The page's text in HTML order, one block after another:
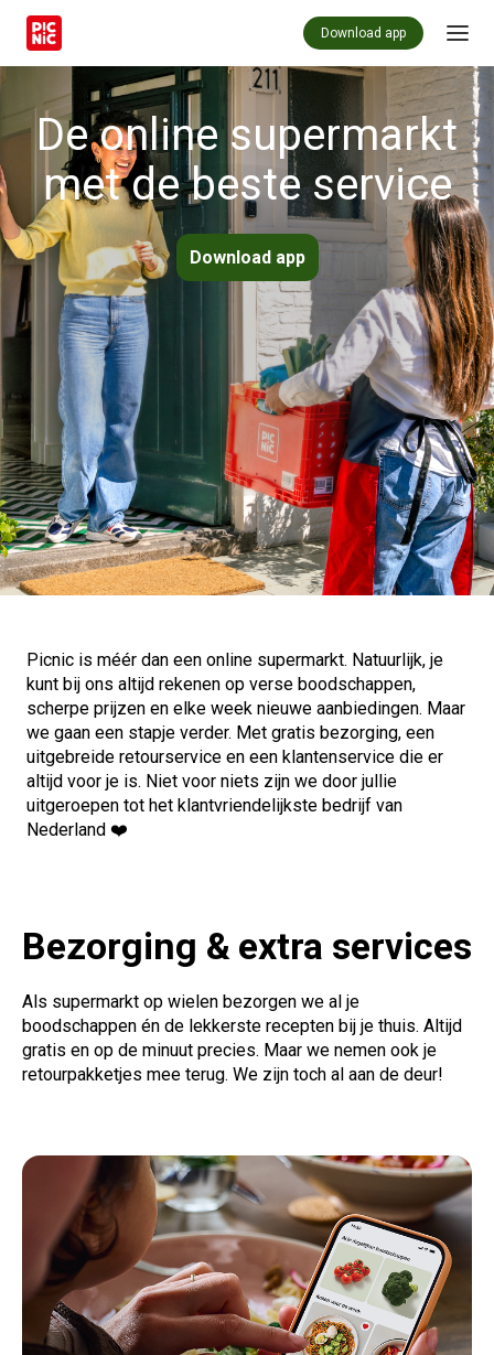
Download app
De online supermarkt
met de beste service
Download app
Picnic is méér dan een online supermarkt. Natuurlijk, je
kunt bij ons altijd rekenen op verse boodschappen,
scherpe prijzen en elke week nieuwe aanbiedingen. Maar
we gaan een stapje verder. Met gratis bezorging, een
uitgebreide retourservice en een klantenservice die er
altijd voor je is. Niet voor niets zijn we door jullie
uitgeroepen tot het klantvriendelijkste bedrijf van
Nederland ❤️
Bezorging & extra services
Als supermarkt op wielen bezorgen we al je
boodschappen én de lekkerste recepten bij je thuis. Altijd
gratis en op de minuut precies. Maar we nemen ook je
retourpakketjes mee terug. We zijn toch al aan de deur!